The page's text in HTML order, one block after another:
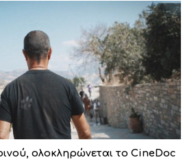
ολοκληρώνεται το CineDoc